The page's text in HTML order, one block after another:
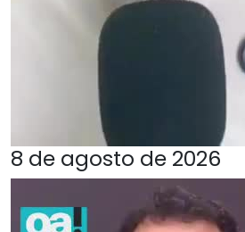
8 de agosto de 2026